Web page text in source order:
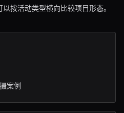
按活动类型横向比较项目形态。
案例